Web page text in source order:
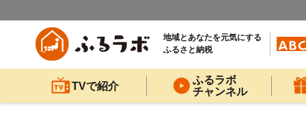
地域とあなたを元気にする
ふるさと納税
TVで紹介
ふるラボ
チャンネル